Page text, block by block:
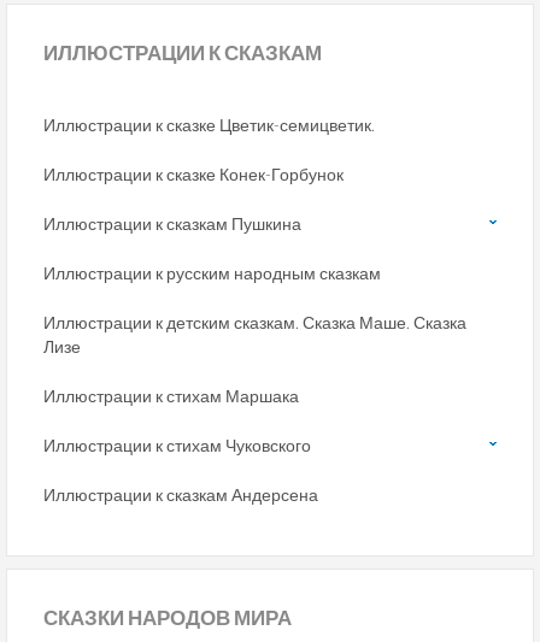
ИЛЛЮСТРАЦИИ К СКАЗКАМ
Иллюстрации к сказке Цветик-семицветик.
Иллюстрации к сказке Конек-Горбунок
Иллюстрации к сказкам Пушкина
Иллюстрации к русским народным сказкам
Иллюстрации к детским сказкам. Сказка Маше. Сказка
Лизе
Иллюстрации к стихам Маршака
Иллюстрации к стихам Чуковского
Иллюстрации к сказкам Андерсена
СКАЗКИ НАРОДОВ МИРА